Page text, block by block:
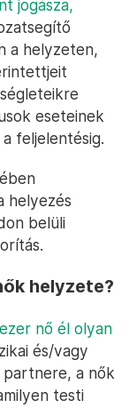
jogásza,
a helyzeten,
eseteinek
feljelentésig.
helyezés
belüli
helyzete?
nő él olyan
és/vagy
partnere, a nők
testi